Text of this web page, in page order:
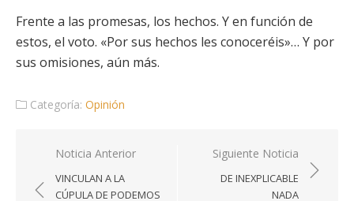
Frente a las promesas, los hechos. Y en función de
estos, el voto. «Por sus hechos les conoceréis»… Y por
sus omisiones, aún más.
Categoría: Opinión
Navegación
entradas
Noticia Anterior
VINCULAN A LA
CÚPULA DE PODEMOS
Siguiente Noticia
DE INEXPLICABLE
NADA